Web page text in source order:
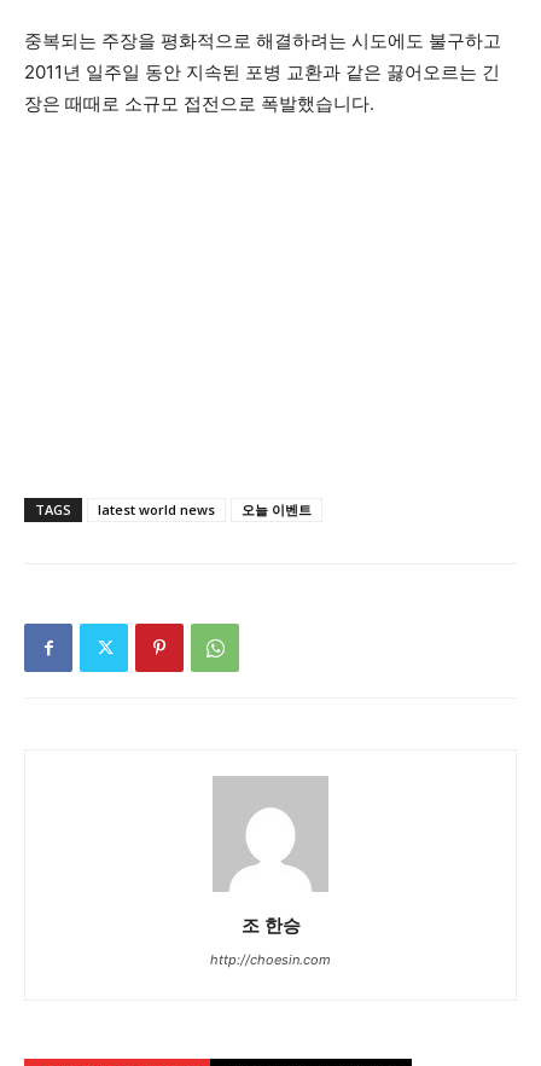
중복되는 주장을 평화적으로 해결하려는 시도에도 불구하고
2011년 일주일 동안 지속된 포병 교환과 같은 끓어오르는 긴
장은 때때로 소규모 접전으로 폭발했습니다.
TAGS latest world news 오늘 이벤트
조 한승
http://choesin.com